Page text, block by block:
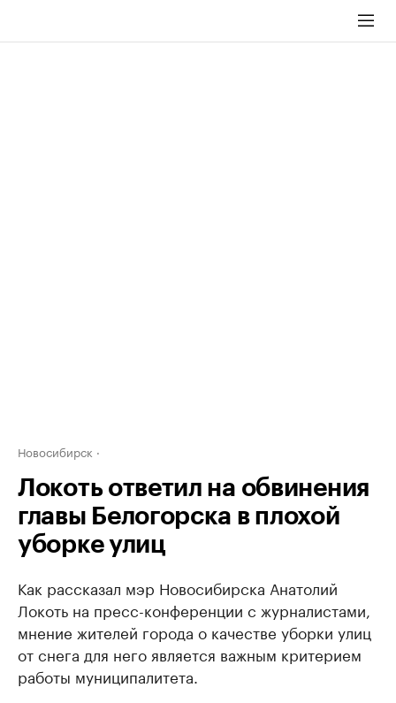
Новосибирск
Локоть ответил на обвинения
главы Белогорска в плохой
уборке улиц
Как рассказал мэр Новосибирска Анатолий
Локоть на пресс-конференции с журналистами,
мнение жителей города о качестве уборки улиц
от снега для него является важным критерием
работы муниципалитета.